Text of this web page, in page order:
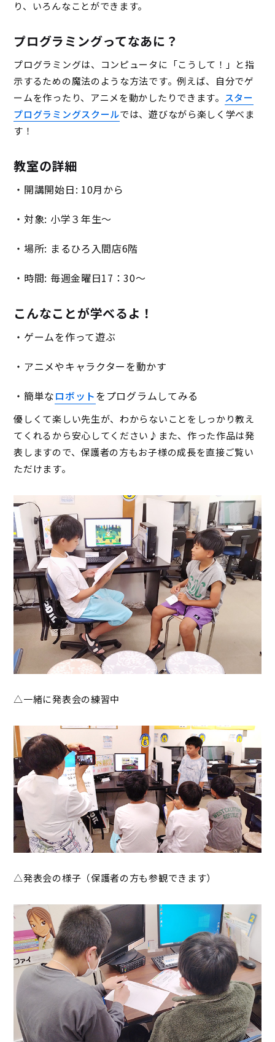
り、いろんなことができます。
プログラミングってなあに？
プログラミングは、コンピュータに「こうして！」と指
示するための魔法のような方法です。例えば、自分でゲ
ームを作ったり、アニメを動かしたりできます。 スター
プログラミングスクールでは、遊びながら楽しく学べま
す！
教室の詳細
・開講開始日: 10月から
・対象: 小学３年生～
・場所: まるひろ入間店6階
・時間: 毎週金曜日17：30～
こんなことが学べるよ！
・ゲームを作って遊ぶ
・アニメやキャラクターを動かす
・簡単なロボットをプログラムしてみる
優しくて楽しい先生が、わからないことをしっかり教え
てくれるから安心してください♪また、作った作品は発
表しますので、保護者の方もお子様の成長を直接ご覧い
ただけます。
△一緒に発表会の練習中
△発表会の様子（保護者の方も参観できます）